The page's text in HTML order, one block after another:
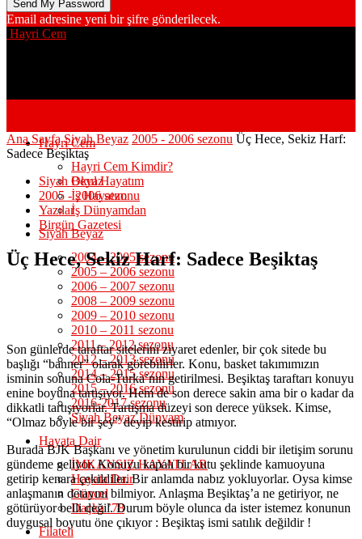
Email adresine yeni bir şifre gönderilecek.
Hayri Cem
Hayri Cem
Hayri Cem Kimdir?
Okul Hayatım
İş Hayatım
İş Dünyamdan
Siyah Beyaz
2004 – 2005 sezonu
2005 – 2006 sezonu
2006 – 2007 sezonu
2008 – 2009 sezonu
2009 – 2010 sezonu
2010 – 2011 sezonu
2011 – 2012 sezonu
2012 – 2013 sezonu
2014 – 2015 sezonu
2015 – 2016 sezonu
2016-2017 sezonu
Siyah Beyaz Dünyam
Hayata Dair
İMKANSIZ HAYATLAR
Hayata Dair
Güncel
Daçka ’78
Filateli
Ana Sayfa Siyah Beyaz 2005 - 2006 sezonu Üç Hece, Sekiz Harf:
Sadece Beşiktaş
Siyah Beyaz
2005 - 2006 sezonu
Yazılar
Birgün Gazetesi
Üç Hece, Sekiz Harf: Sadece Beşiktaş
Son günlerde taraftar sitelerini ziyaret edenler, bir çok sitede bu
başlığı “banner” olarak görebilirler. Konu, basket takımımızın
isminin sonuna Cola-Turka’nın getirilmesi. Beşiktaş taraftarı konuyu
enine boyuna tartışıyor. Hem de son derece sakin ama bir o kadar da
dikkatli tartışıyorlar. Tartışma düzeyi son derece yüksek. Kimse,
“Olmaz böyle bir şey” deyip kestirip atmıyor.
Burada BJK Başkanı ve yönetim kurulunun ciddi bir iletişim sorunu
gündeme geliyor. Konuyu kapalı bir kutu şeklinde kamuoyuna
getirip kenara çekildiler. Bir anlamda nabız yokluyorlar. Oysa kimse
anlaşmanın detayını bilmiyor. Anlaşma Beşiktaş’a ne getiriyor, ne
götürüyor belli değil. Durum böyle olunca da ister istemez konunun
duygusal boyutu öne çıkıyor : Beşiktaş ismi satılık değildir !